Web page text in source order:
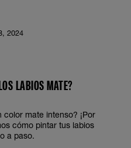
2024
LABIOS MATE?
mate intenso? ¡Por
cómo pintar tus labios
a paso.